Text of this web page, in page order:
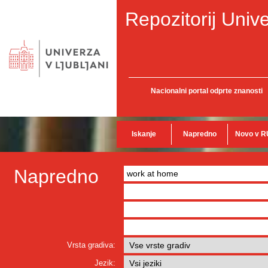
Repozitorij
Nacionalni portal odprte znanosti
Iskanje Napredno Novo v
Napredno
Vrsta gradiva:
Jezik: